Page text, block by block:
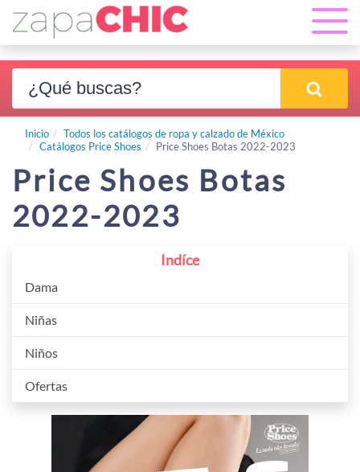
Inicio
Todos los catálogos de ropa y calzado de México
Catálogos Price Shoes
Price Shoes Botas 2022-2023
Price Shoes Botas
2022-2023
Indíce
Dama
Niñas
Niños
Ofertas